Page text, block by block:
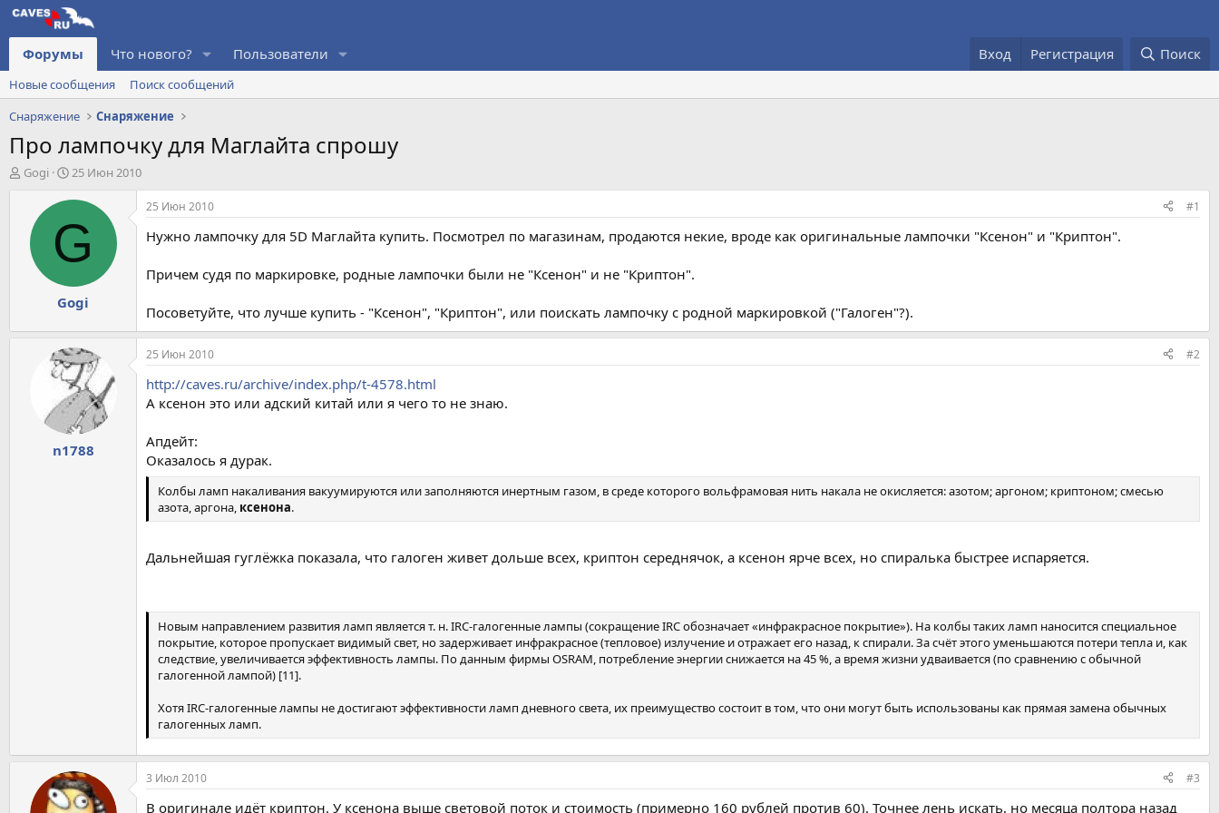
Форумы Что нового? Пользователи Вход Регистрация Поиск
Новые сообщения
Поиск сообщений
Снаряжение
Снаряжение
Про лампочку для Маглайта спрошу
А
Gogi
Д
т
а
а
а
л
25 Июн 2010
G
Gogi
25 Июн 2010 #1
Нужно лампочку для 5D Маглайта купить. Посмотрел по магазинам, продаются некие, вроде как оригинальные лампочки "Ксенон" и "Криптон".
Причем судя по маркировке, родные лампочки были не "Ксенон" и не "Криптон".
Посоветуйте, что лучше купить - "Ксенон", "Криптон", или поискать лампочку с родной маркировкой ("Галоген"?).
n1788
25 Июн 2010 #2
http://caves.ru/archive/index.php/t-4578.html
А ксенон это или адский китай или я чего то не знаю.
Апдейт:
Оказалось я дурак.
Колбы ламп накаливания вакуумируются или заполняются инертным газом, в среде которого вольфрамовая нить накала не окисляется: азотом; аргоном; криптоном; смесью
азота, аргона, ксенона.
Дальнейшая гуглёжка показала, что галоген живет дольше всех, криптон середнячок, а ксенон ярче всех, но спиралька быстрее испаряется.
Новым направлением развития ламп является т. н. IRC-галогенные лампы (сокращение IRC обозначает «инфракрасное покрытие»). На колбы таких ламп наносится специальное
покрытие, которое пропускает видимый свет, но задерживает инфракрасное (тепловое) излучение и отражает его назад, к спирали. За счёт этого уменьшаются потери тепла и, как
следствие, увеличивается эффективность лампы. По данным фирмы OSRAM, потребление энергии снижается на 45 %, а время жизни удваивается (по сравнению с обычной
галогенной лампой) [11].
Хотя IRC-галогенные лампы не достигают эффективности ламп дневного света, их преимущество состоит в том, что они могут быть использованы как прямая замена обычных
галогенных ламп.
3 Июл 2010 #3
В оригинале идёт криптон. У ксенона выше световой поток и стоимость (примерно 160 рублей против 60). Точнее лень искать, но месяца полтора назад